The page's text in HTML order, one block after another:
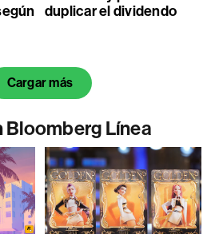
duplicar el dividendo
Cargar más
Bloomberg Línea